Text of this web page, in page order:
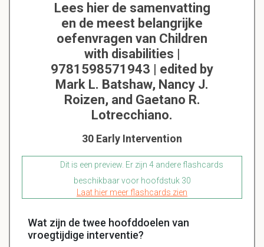
Lees hier de samenvatting
en de meest belangrijke
oefenvragen van Children
with disabilities |
9781598571943 | edited by
Mark L. Batshaw, Nancy J.
Roizen, and Gaetano R.
Lotrecchiano.
30 Early Intervention
Dit is een preview. Er zijn 4 andere flashcards
beschikbaar voor hoofdstuk 30
Laat hier meer flashcards zien
Wat zijn de twee hoofddoelen van
vroegtijdige interventie?